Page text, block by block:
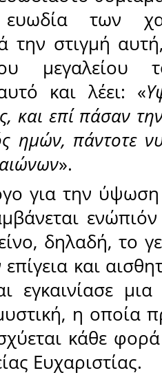
των
την στιγμή
μεγαλείου
και λέει: «
και επί πάσαν
ημών, πάντοτε
».
για την
δηλαδή, το
και
εγκαινίασε
η οποία
κάθε
Ευχαριστίας.